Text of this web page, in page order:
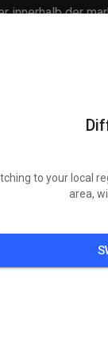
innerhalb der
to your local
area,